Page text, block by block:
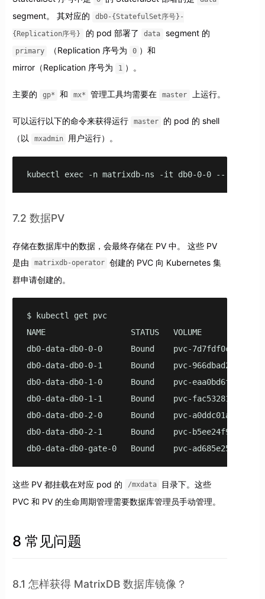
segment。 其对应的 db0-{StatefulSet序号}-
{Replication序号} 的 pod 部署了 data segment 的
primary （Replication 序号为 0 ）和
mirror（Replication 序号为
1 ）。
主要的 gp* 和 mx* 管理工具均需要在 master 上运行。
可以运行以下的命令来获得运行 master
的 pod 的 shell
（以
mxadmin 用户运行）。
kubectl exec -n matrixdb-ns -it db0-0-0 -- sudo -u
7.2 数据PV
存储在数据库中的数据，会最终存储在 PV 中。 这些 PV
是由
matrixdb-operator
创建的 PVC 向 Kubernetes 集
群申请创建的。
$ kubectl get pvc
NAME                  STATUS   VOLUME
db0-data-db0-0-0      Bound    pvc-7d7fdf0c-
db0-data-db0-0-1      Bound    pvc-966dbad2-
db0-data-db0-1-0      Bound    pvc-eaa0bd6f-
db0-data-db0-1-1      Bound    pvc-fac53281-
db0-data-db0-2-0      Bound    pvc-a0ddc01a-
db0-data-db0-2-1      Bound    pvc-b5ee24f9-
db0-data-db0-gate-0   Bound    pvc-ad685e25-
这些 PV 都挂载在对应 pod 的 /mxdata
目录下。这些
PVC 和 PV 的生命周期管理需要数据库管理员手动管理。
8 常见问题
8.1 怎样获得 MatrixDB 数据库镜像？